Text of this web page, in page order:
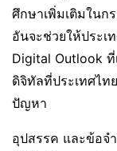
ศึกษาเพิ่มเติมในก
อันจะช่วยให้ประ
Digital Outlook
ดิจิทัลที่ประเทศไท
ปัญหา
อุปสรรค และข้อจ